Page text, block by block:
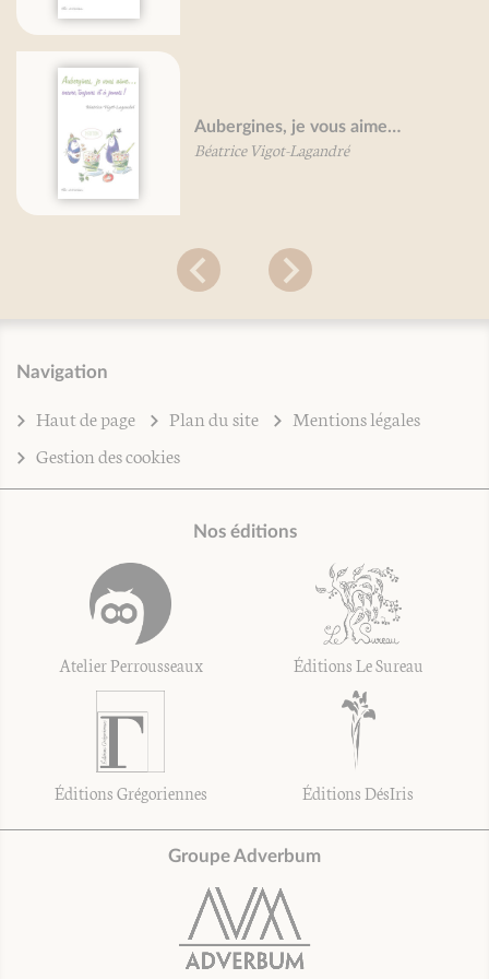
Aubergines, je vous aime…
Béatrice Vigot-Lagandré
Navigation
Haut de page Plan du site
Mentions légales
Gestion des cookies
Nos éditions
Atelier Perrousseaux Éditions Le Sureau
Éditions Grégoriennes Éditions DésIris
Groupe Adverbum